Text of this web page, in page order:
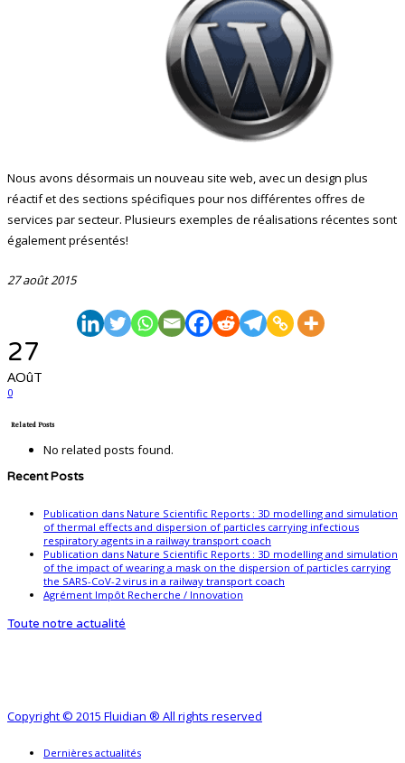
Nous avons désormais un nouveau site web, avec un design plus
réactif et des sections spécifiques pour nos différentes offres de
services par secteur. Plusieurs exemples de réalisations récentes sont
également présentés!
27 août 2015
27
AOûT
0
Related Posts
No related posts found.
Recent Posts
Publication dans Nature Scientific Reports : 3D modelling and simulation
of thermal effects and dispersion of particles carrying infectious
respiratory agents in a railway transport coach
Publication dans Nature Scientific Reports : 3D modelling and simulation
of the impact of wearing a mask on the dispersion of particles carrying
the SARS-CoV-2 virus in a railway transport coach
Agrément Impôt Recherche / Innovation
Toute notre actualité
Copyright © 2015 Fluidian ® All rights reserved
Dernières actualités